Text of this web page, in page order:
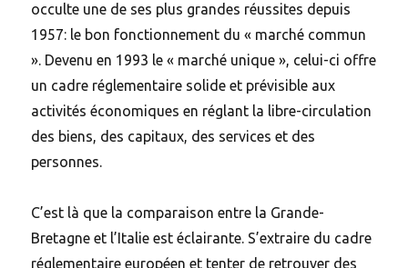
occulte une de ses plus grandes réussites depuis
1957: le bon fonctionnement du « marché commun
». Devenu en 1993 le « marché unique », celui-ci offre
un cadre réglementaire solide et prévisible aux
activités économiques en réglant la libre-circulation
des biens, des capitaux, des services et des
personnes.
C’est là que la comparaison entre la Grande-
Bretagne et l’Italie est éclairante. S’extraire du cadre
réglementaire européen et tenter de retrouver des